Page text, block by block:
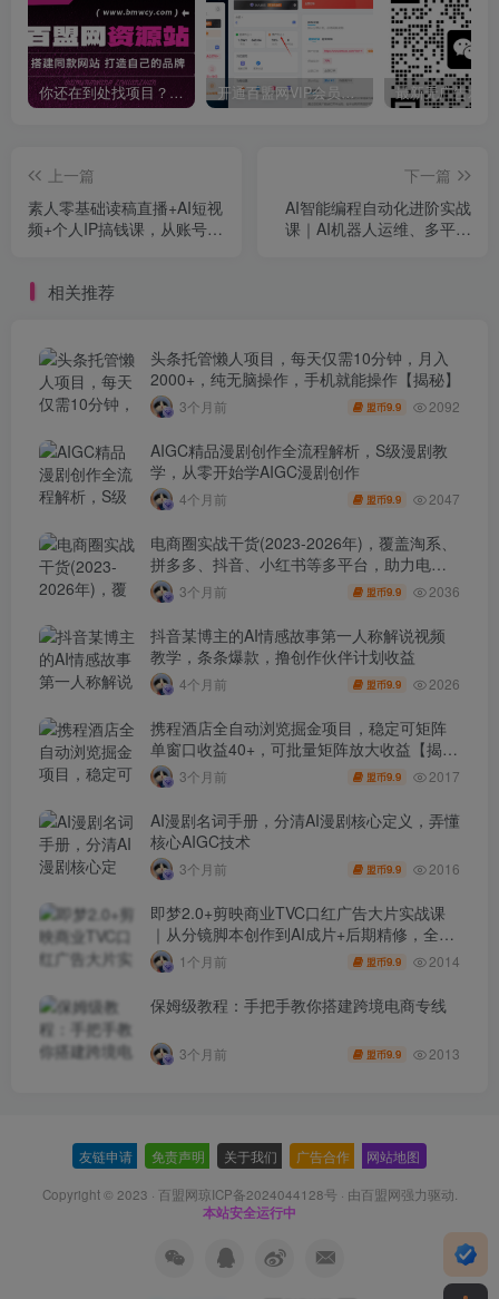
你还在到处找项目？还在当韭菜？我靠卖项目一个月收入5万+，曾经我也是个失败者。 开通百盟网VIP会员，尊享全站资源免费下载，享70%的推广提成！！【限时五折优惠】
上一篇
素人零基础读稿直播+AI短视
频+个人IP搞钱课，从账号准
下一篇
AI智能编程自动化进阶实战
课｜AI机器人运维、多平台
相关推荐
头条托管懒人项目，每天仅需10分钟，月入
2000+，纯无脑操作，手机就能操作【揭秘】
3个月前 盟币9.9 2092
AIGC精品漫剧创作全流程解析，S级漫剧教
学，从零开始学AIGC漫剧创作
4个月前 盟币9.9 2047
电商圈实战干货(2023-2026年)，覆盖淘系、
拼多多、抖音、小红书等多平台，助力电商
人避开坑、提效率、稳盈利(更新4月)
3个月前 盟币9.9 2036
抖音某博主的AI情感故事第一人称解说视频
教学，条条爆款，撸创作伙伴计划收益
4个月前 盟币9.9 2026
携程酒店全自动浏览掘金项目，稳定可矩阵
单窗口收益40+，可批量矩阵放大收益【揭
秘】3个月前 盟币9.9 2017
AI漫剧名词手册，分清AI漫剧核心定义，弄懂
核心AIGC技术
3个月前 盟币9.9 2016
即梦2.0+剪映商业TVC口红广告大片实战课
｜从分镜脚本创作到AI成片+后期精修，全流
程打造品牌级产品广告
1个月前 盟币9.9 2014
保姆级教程：手把手教你搭建跨境电商专线
3个月前 盟币9.9 2013
友链申请 免责声明 关于我们 广告合作 网站地图
Copyright © 2023 · 百盟网琼ICP备2024044128号 · 由百盟网强力驱动.
本站安全运行中